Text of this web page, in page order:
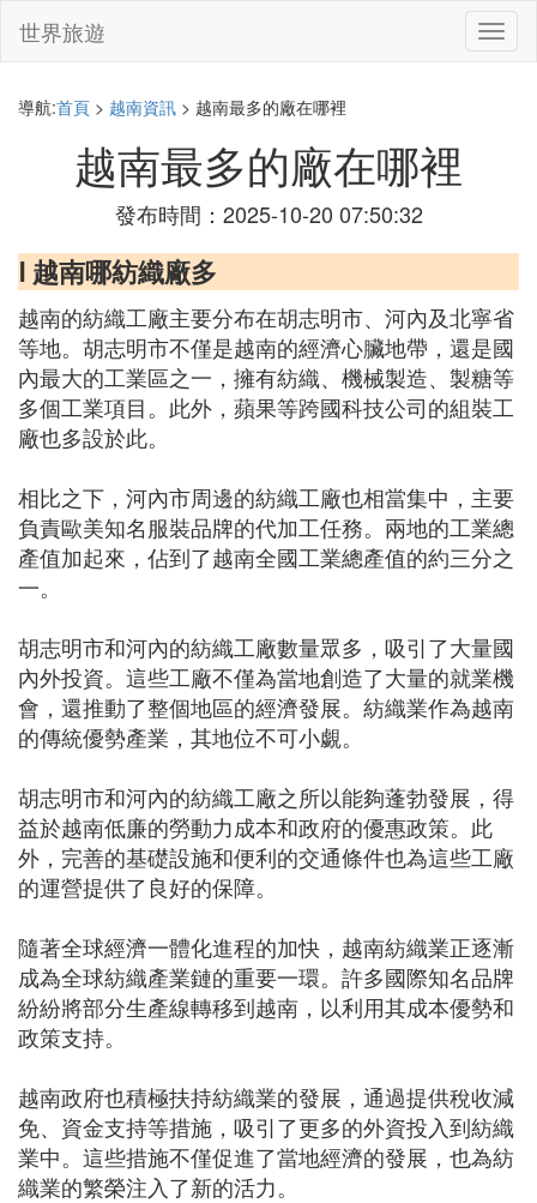
切
換
世界旅遊
導航:首頁 > 越南資訊 > 越南最多的廠在哪裡
越南最多的廠在哪裡
發布時間：2025-10-20 07:50:32
Ⅰ 越南哪紡織廠多
越南的紡織工廠主要分布在胡志明市、河內及北寧省
等地。胡志明市不僅是越南的經濟心臟地帶，還是國
內最大的工業區之一，擁有紡織、機械製造、製糖等
多個工業項目。此外，蘋果等跨國科技公司的組裝工
廠也多設於此。
相比之下，河內市周邊的紡織工廠也相當集中，主要
負責歐美知名服裝品牌的代加工任務。兩地的工業總
產值加起來，佔到了越南全國工業總產值的約三分之
一。
胡志明市和河內的紡織工廠數量眾多，吸引了大量國
內外投資。這些工廠不僅為當地創造了大量的就業機
會，還推動了整個地區的經濟發展。紡織業作為越南
的傳統優勢產業，其地位不可小覷。
胡志明市和河內的紡織工廠之所以能夠蓬勃發展，得
益於越南低廉的勞動力成本和政府的優惠政策。此
外，完善的基礎設施和便利的交通條件也為這些工廠
的運營提供了良好的保障。
隨著全球經濟一體化進程的加快，越南紡織業正逐漸
成為全球紡織產業鏈的重要一環。許多國際知名品牌
紛紛將部分生產線轉移到越南，以利用其成本優勢和
政策支持。
越南政府也積極扶持紡織業的發展，通過提供稅收減
免、資金支持等措施，吸引了更多的外資投入到紡織
業中。這些措施不僅促進了當地經濟的發展，也為紡
織業的繁榮注入了新的活力。